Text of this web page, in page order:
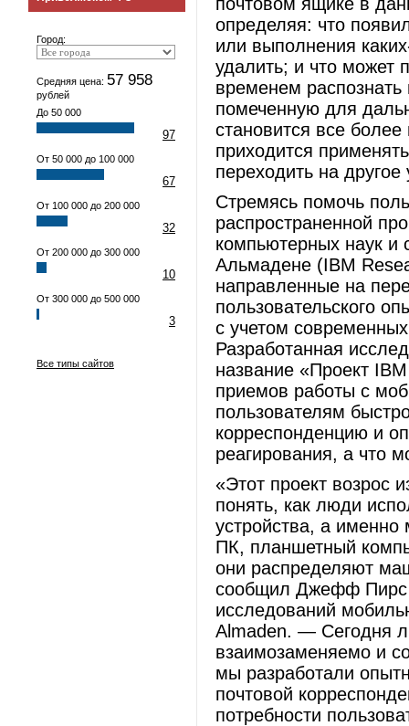
Город:
Средняя цена: 57 958
рублей
До 50 000
97
От 50 000 до 100 000
67
От 100 000 до 200 000
32
От 200 000 до 300 000
10
От 300 000 до 500 000
3
Все типы сайтов
определяя: что
или выполнения
удалить; и что может
временем
помеченную для
становится все
приходится
переходить на другое
Стремясь помочь
распространенной
компьютерных наук и
Альмадене (IBM
направленные на
пользовательского
с учетом
Разработанная
название «Проект
приемов работы с
пользователям
корреспонденцию и
реагирования, а что
«Этот проект возрос
понять, как люди
устройства, а
ПК, планшетный
они распределяют
сообщил Джефф Пирс
исследований
Almaden. — Сегодня
взаимозаменяемо и
мы разработали
почтовой
потребности